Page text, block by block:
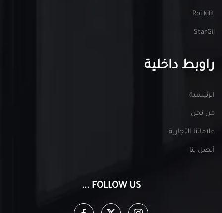
Roi kilit
StarGil
راوبط داخلية
الرئيسية
من نحن
علاماتنا التجارية
أتصل بنا
FOLLOW US ...